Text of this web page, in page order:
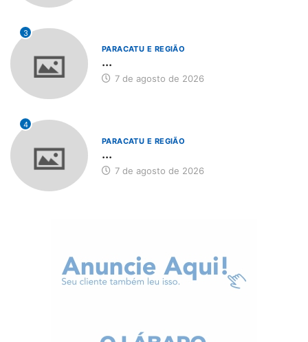
3
PARACATU E REGIÃO
...
7 de agosto de 2026
4
PARACATU E REGIÃO
...
7 de agosto de 2026